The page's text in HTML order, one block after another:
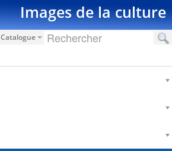
Images de la culture
Catalogue